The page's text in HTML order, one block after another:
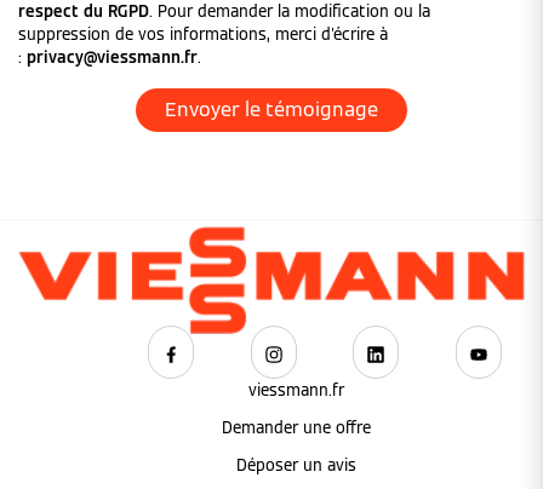
respect du RGPD. Pour demander la modification ou la
suppression de vos informations, merci d'écrire à
: privacy@viessmann.fr.
viessmann.fr
Demander une offre
Déposer un avis